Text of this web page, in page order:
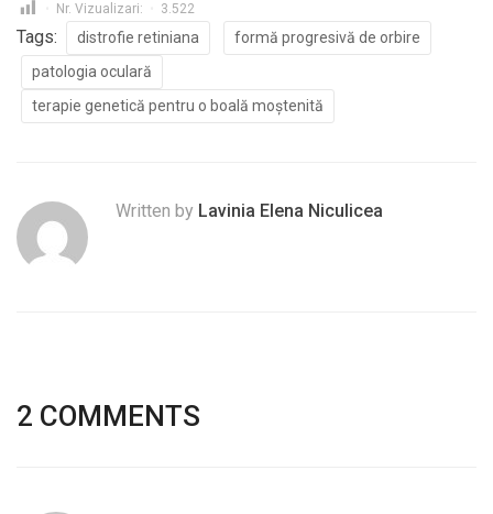
Nr. Vizualizari: 3.522
Tags: distrofie retiniana
formă progresivă de orbire
patologia oculară
terapie genetică pentru o boală moștenită
Written by Lavinia Elena Niculicea
2 COMMENTS